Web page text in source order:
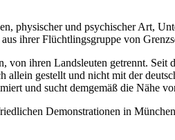
physischer und psychischer Art,
ihrer Flüchtlingsgruppe von
ihren Landsleuten getrennt. Seit
gestellt und nicht mit der
und sucht demgemäß die Nähe
Demonstrationen in